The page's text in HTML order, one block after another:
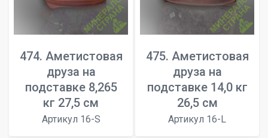
474. Аметистовая
друза на
подставке 8,265
кг 27,5 см
Артикул 16-S
475. Аметистовая
друза на
подставке 14,0 кг
26,5 см
Артикул 16-L